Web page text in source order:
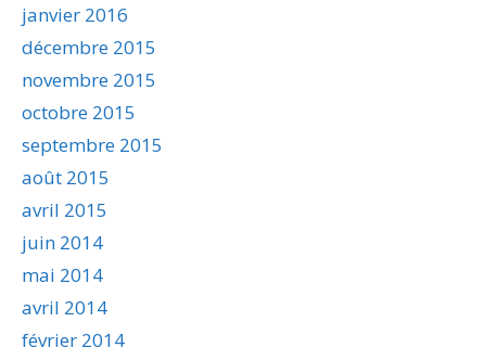
janvier 2016
décembre 2015
novembre 2015
octobre 2015
septembre 2015
août 2015
avril 2015
juin 2014
mai 2014
avril 2014
février 2014